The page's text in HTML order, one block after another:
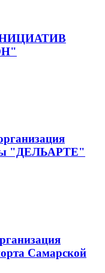
"ДЕЛЬАРТЕ"
Самарской